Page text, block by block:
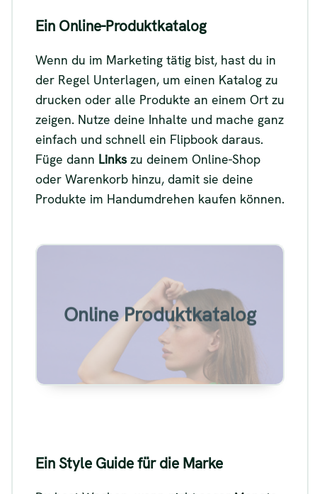
Ein Online-Produktkatalog
Wenn du im Marketing tätig bist, hast du in
der Regel Unterlagen, um einen Katalog zu
drucken oder alle Produkte an einem Ort zu
zeigen. Nutze deine Inhalte und mache ganz
einfach und schnell ein Flipbook daraus.
Füge dann Links zu deinem Online-Shop
oder Warenkorb hinzu, damit sie deine
Produkte im Handumdrehen kaufen können.
Online Produktkatalog
Beispiel für den
Produktkatalog einer
Modemarke
Siehe
Ein Style Guide für die Marke